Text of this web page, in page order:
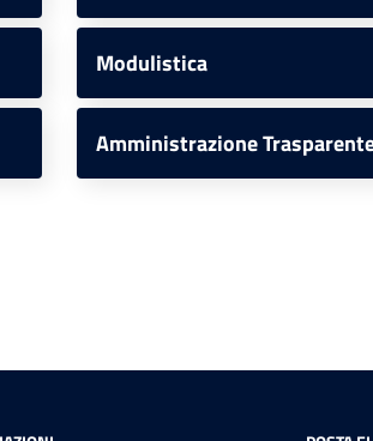
Modulistica
Amministrazione